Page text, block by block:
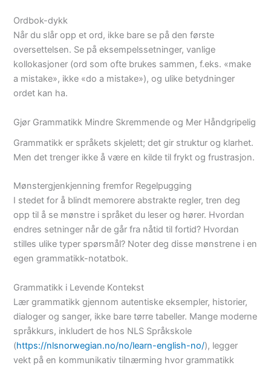
Ordbok-dykk
Når du slår opp et ord, ikke bare se på den første
oversettelsen. Se på eksempelssetninger, vanlige
kollokasjoner (ord som ofte brukes sammen, f.eks. «make
a mistake», ikke «do a mistake»), og ulike betydninger
ordet kan ha.
Gjør Grammatikk Mindre Skremmende og Mer Håndgripelig
Grammatikk er språkets skjelett; det gir struktur og klarhet.
Men det trenger ikke å være en kilde til frykt og frustrasjon.
Mønstergjenkjenning fremfor Regelpugging
I stedet for å blindt memorere abstrakte regler, tren deg
opp til å se mønstre i språket du leser og hører. Hvordan
endres setninger når de går fra nåtid til fortid? Hvordan
stilles ulike typer spørsmål? Noter deg disse mønstrene i en
egen grammatikk-notatbok.
Grammatikk i Levende Kontekst
Lær grammatikk gjennom autentiske eksempler, historier,
dialoger og sanger, ikke bare tørre tabeller. Mange moderne
språkkurs, inkludert de hos NLS Språkskole
(https://nlsnorwegian.no/no/learn-english-no/), legger
vekt på en kommunikativ tilnærming hvor grammatikk